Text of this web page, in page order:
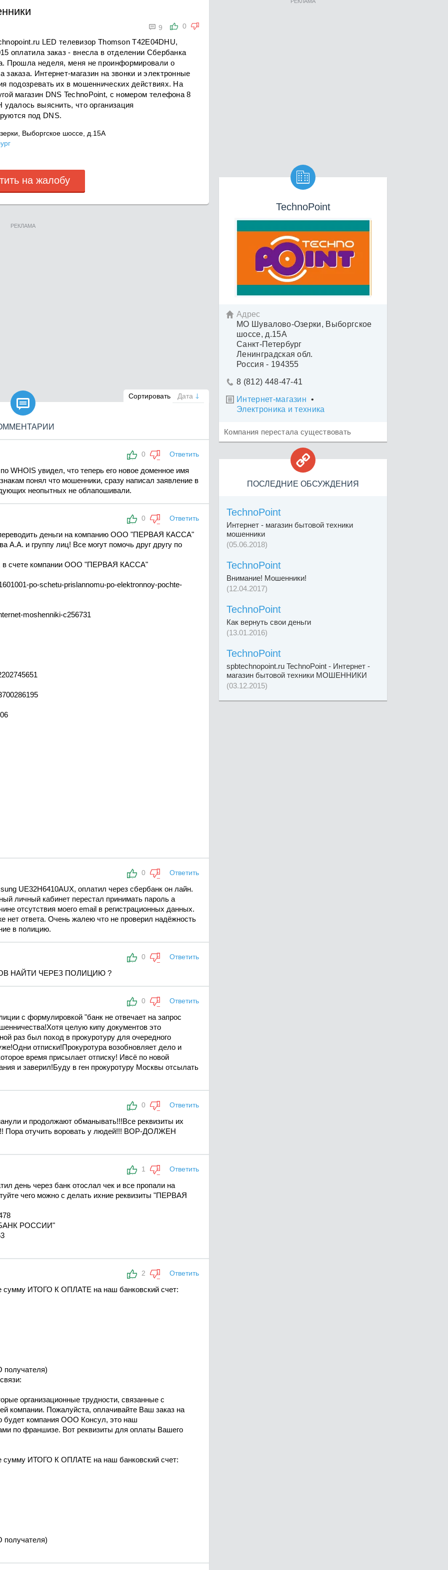
0
 9
LED телевизор Thomson T42E04DHU,
оплатила заказ - внесла в отделении Сбербанка
Прошла неделя, меня не проинформировали о
Интернет-магазин на звонки и электронные
подозревать их в мошеннических действиях. На
магазин DNS TechnoPoint, с номером телефона 8
выяснить, что организация
под DNS.
Выборгское шоссе, д.15А
на жалобу
РЕКЛАМА
Сортировать Дата

0 Ответить
WHOIS увидел, что теперь его новое доменное имя
понял что мошенники, сразу написал заявление в
неопытных не облапошивали.
0 Ответить
переводить деньги на компанию ООО "ПЕРВАЯ КАССА"
и группу лиц! Все могут помочь друг другу по
в счете компании ООО "ПЕРВАЯ КАССА"
po-schetu-prislannomu-po-elektronnoy-pochte-
moshenniki-c256731
0 Ответить
UE32H6410AUX, оплатил через сбербанк он лайн.
личный кабинет перестал принимать пароль а
отсутствия моего еmail в регистрационных данных.
нет ответа. Очень жалею что не проверил надёжность
в полицию.
0 Ответить
НАЙТИ ЧЕРЕЗ ПОЛИЦИЮ ?
0 Ответить
с формулировкой "банк не отвечает на запрос
целую кипу документов это
раз был поход в прокуротуру для очередного
отписки!Прокуротура возобновляет дело и
время присылает отписку! Ивсё по новой
и заверил!Буду в ген прокуротуру Москвы отсылать
0 Ответить
и продолжают обманывать!!!Все реквизиты их
Пора отучить воровать у людей!!! ВОР-ДОЛЖЕН
1 Ответить
день через банк отослал чек и все пропали на
чего можно с делать ихние реквизиты "ПЕРВАЯ
РОССИИ"
2 Ответить
сумму ИТОГО К ОПЛАТЕ на наш банковский счет:
получателя)
организационные трудности, связанные с
компании. Пожалуйста, оплачивайте Ваш заказ на
будет компания ООО Консул, это наш
по франшизе. Вот реквизиты для оплаты Вашего
сумму ИТОГО К ОПЛАТЕ на наш банковский счет:
получателя)

TechnoPoint
 Адрес
МО Шувалово-Озерки, Выборгское
шоссе, д.15А
Санкт-Петербург
Ленинградская обл.
Россия - 194355
 8 (812) 448-47-41
 Интернет-магазин •
Электроника и техника
Компания перестала существовать

ПОСЛЕДНИЕ ОБСУЖДЕНИЯ
TechnoPoint
Интернет - магазин бытовой техники
мошенники
(05.06.2018)
TechnoPoint
Внимание! Мошенники!
(12.04.2017)
TechnoPoint
Как вернуть свои деньги
(13.01.2016)
TechnoPoint
spbtechnopoint.ru TechnoPoint - Интернет -
магазин бытовой техники МОШЕННИКИ
(03.12.2015)